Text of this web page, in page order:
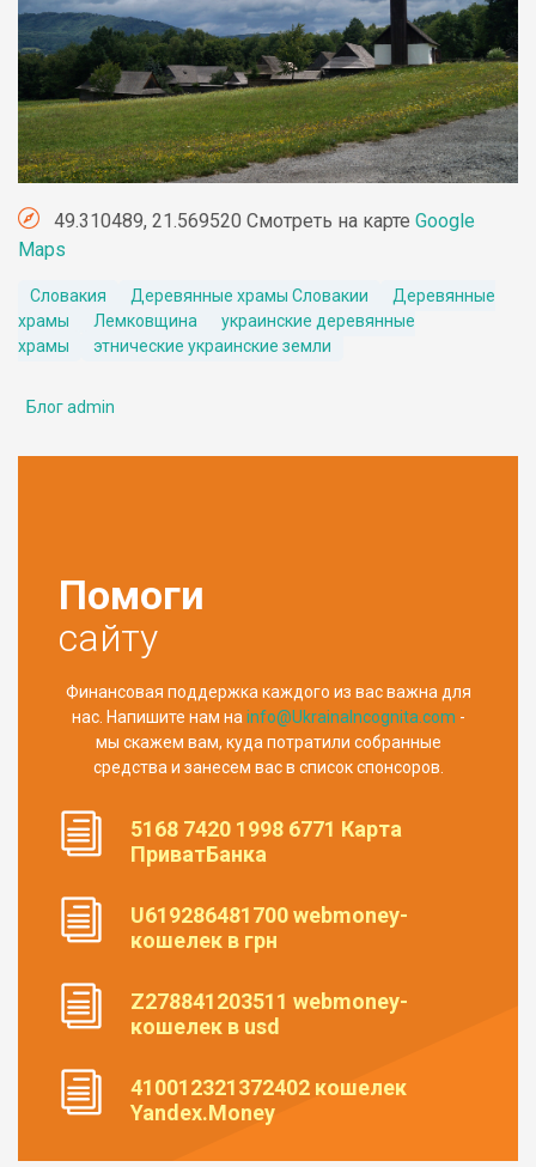
49.310489, 21.569520 Смотреть на карте Google
Maps
Словакия Деревянные храмы Словакии
Деревянные
храмы
Лемковщина
украинские деревянные
храмы
этнические украинские земли
Блог admin
Помоги
сайту
Финансовая поддержка каждого из вас важна для
нас. Напишите нам наinfo@UkrainaIncognita.com -
мы скажем вам, куда потратили собранные
средства и занесем вас в список спонсоров.
5168 7420 1998 6771 Карта
ПриватБанка
U619286481700 webmoney-
кошелек в грн
Z278841203511 webmoney-
кошелек в usd
410012321372402 кошелек
Yandex.Money